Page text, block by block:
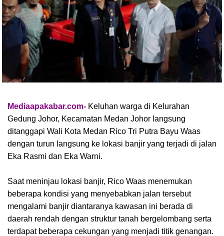
Mediaapakabar.com- Keluhan warga di Kelurahan
Gedung Johor, Kecamatan Medan Johor langsung
ditanggapi Wali Kota Medan Rico Tri Putra Bayu Waas
dengan turun langsung ke lokasi banjir yang terjadi di jalan
Eka Rasmi dan Eka Warni.
Saat meninjau lokasi banjir, Rico Waas menemukan
beberapa kondisi yang menyebabkan jalan tersebut
mengalami banjir diantaranya kawasan ini berada di
daerah rendah dengan struktur tanah bergelombang serta
terdapat beberapa cekungan yang menjadi titik genangan.